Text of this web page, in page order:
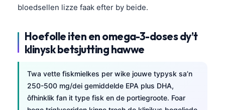
bloedsellen lizze faak efter by beide.
Hoefolle iten en omega-3-doses dy’t
klinysk betsjutting hawwe
Twa vette fiskmielkes per wike jouwe typysk sa’n
250-500 mg/dei gemiddelde EPA plus DHA,
ôfhinklik fan it type fisk en de portiegroote. Foar
한국어
Slovenščina
Magyar
Shqip
বাংলা
मराठी